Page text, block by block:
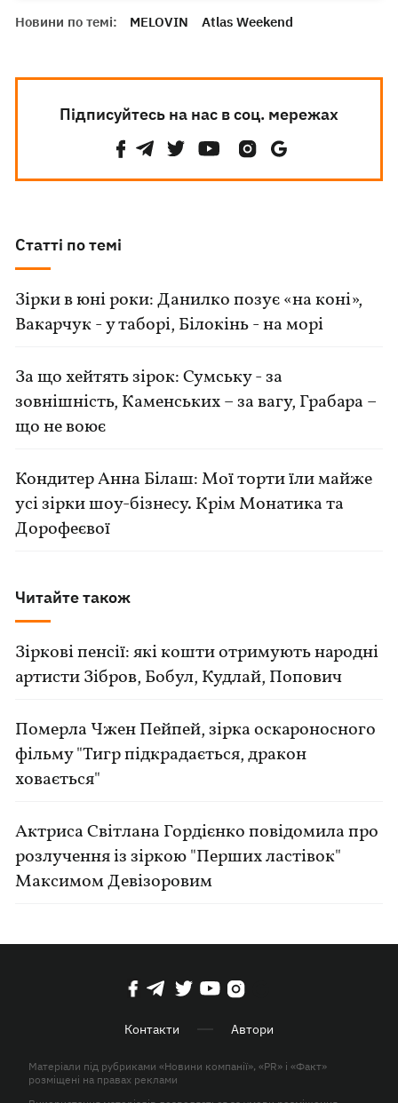
Новини по темі: MELOVIN Atlas Weekend
Підписуйтесь на нас в соц. мережах
Статті по темі
Зірки в юні роки: Данилко позує «на коні»,
Вакарчук - у таборі, Білокінь - на морі
За що хейтять зірок: Сумську - за
зовнішність, Каменських – за вагу, Грабара –
що не воює
Кондитер Анна Білаш: Мої торти їли майже
усі зірки шоу-бізнесу. Крім Монатика та
Дорофеєвої
Читайте також
Зіркові пенсії: які кошти отримують народні
артисти Зібров, Бобул, Кудлай, Попович
Померла Чжен Пейпей, зірка оскароносного
фільму "Тигр підкрадається, дракон
ховається"
Актриса Світлана Гордієнко повідомила про
розлучення із зіркою "Перших ластівок"
Максимом Девізоровим
Контакти Автори
Матеріали під рубриками «Новини компанії», «PR» і «Факт»
розміщені на правах реклами